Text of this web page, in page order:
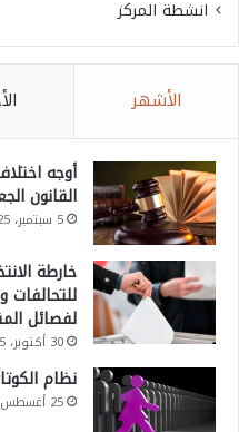
انشطة المركز
الأشهر
أوجه
القانون
5 سبتمبر، 2025
للتحالفات
لفصائل
30 أكتوبر، 2025
نظام
25 أغسطس، 2025